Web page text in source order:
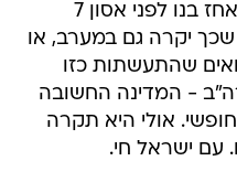
שתקף אותנו ומורך הרוח שאחז בנו לפני אסון 7
שכך יקרה גם במערב, או
שהתעשתות כזו
- המדינה החשובה
אולי היא תקרה
עם ישראל חי.